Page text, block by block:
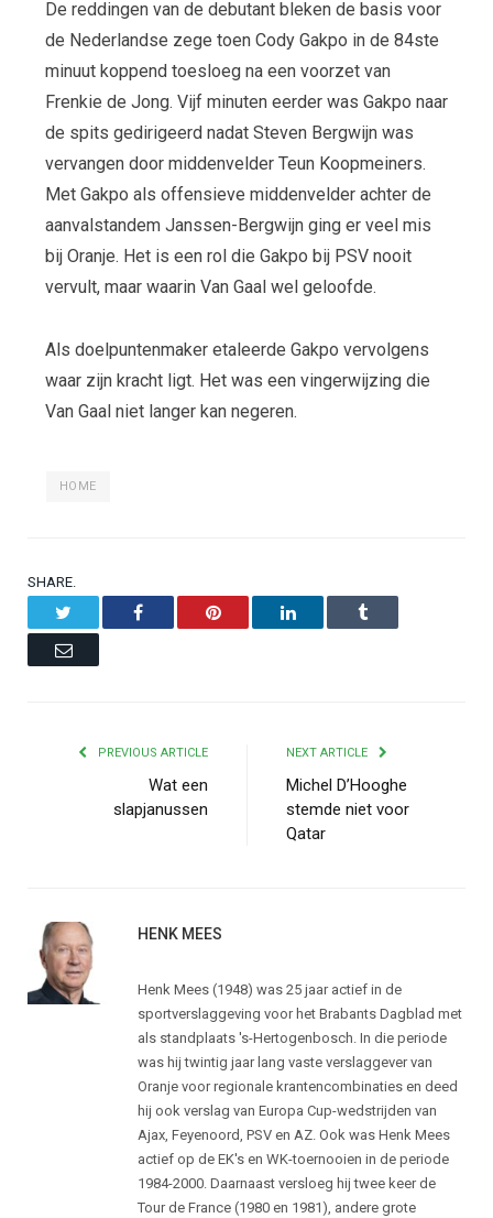
De reddingen van de debutant bleken de basis voor
de Nederlandse zege toen Cody Gakpo in de 84ste
minuut koppend toesloeg na een voorzet van
Frenkie de Jong. Vijf minuten eerder was Gakpo naar
de spits gedirigeerd nadat Steven Bergwijn was
vervangen door middenvelder Teun Koopmeiners.
Met Gakpo als offensieve middenvelder achter de
aanvalstandem Janssen-Bergwijn ging er veel mis
bij Oranje. Het is een rol die Gakpo bij PSV nooit
vervult, maar waarin Van Gaal wel geloofde.
Als doelpuntenmaker etaleerde Gakpo vervolgens
waar zijn kracht ligt. Het was een vingerwijzing die
Van Gaal niet langer kan negeren.
HOME
SHARE.
Facebook Pinterest LinkedIn Tumblr
Email
PREVIOUS ARTICLE
Wat een
slapjanussen
NEXT ARTICLE
Michel D’Hooghe
stemde niet voor
Qatar
HENK MEES
Henk Mees (1948) was 25 jaar actief in de
sportverslaggeving voor het Brabants Dagblad met
als standplaats 's-Hertogenbosch. In die periode
was hij twintig jaar lang vaste verslaggever van
Oranje voor regionale krantencombinaties en deed
hij ook verslag van Europa Cup-wedstrijden van
Ajax, Feyenoord, PSV en AZ. Ook was Henk Mees
actief op de EK's en WK-toernooien in de periode
1984-2000. Daarnaast versloeg hij twee keer de
Tour de France (1980 en 1981), andere grote